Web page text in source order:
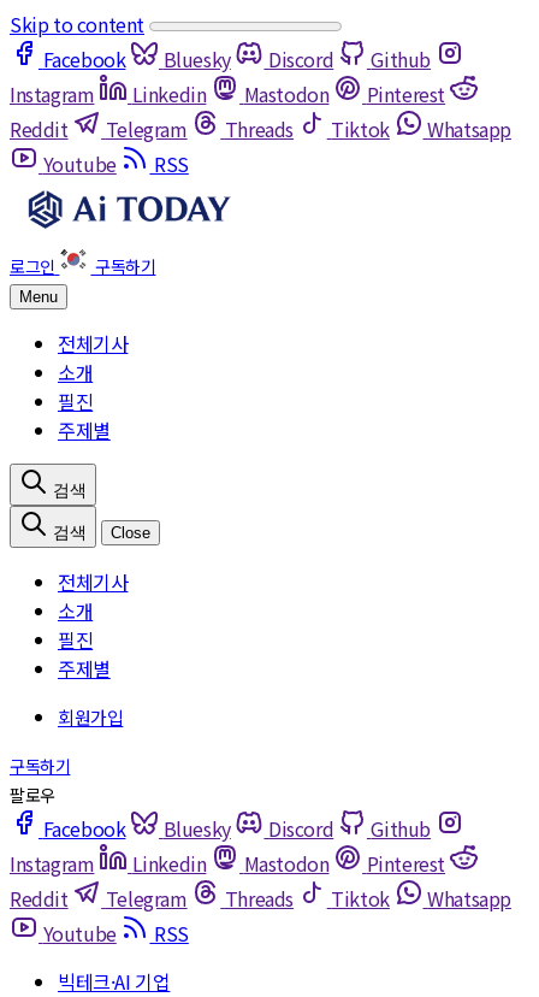
Skip to content
Facebook
Bluesky Discord
Github
Instagram
Linkedin Mastodon
Pinterest
Reddit
Telegram Threads Tiktok
Whatsapp
Youtube
RSS
Menu
전체기사
소개
필진
주제별
Close
전체기사
소개
필진
주제별
Facebook Bluesky Discord
Github
Instagram
Linkedin Mastodon
Pinterest
Reddit
Telegram Threads Tiktok
Whatsapp
Youtube
RSS
빅테크·AI 기업